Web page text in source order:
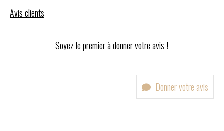
Avis clients
Soyez le premier à donner votre avis !
Donner votre avis